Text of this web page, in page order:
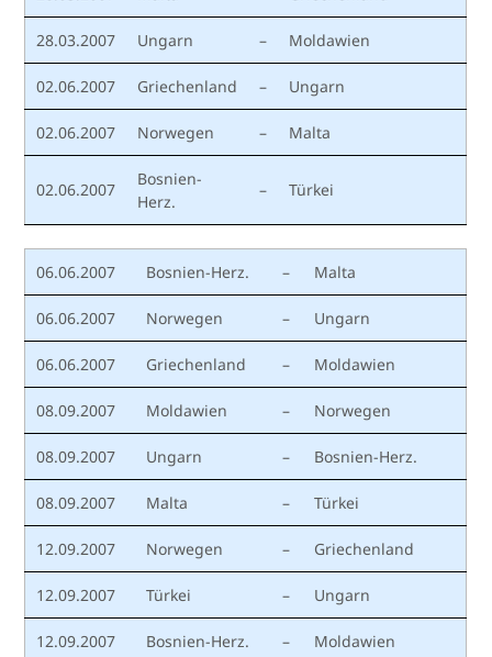
28.03.2007 Ungarn – Moldawien
02.06.2007 Griechenland – Ungarn
02.06.2007 Norwegen – Malta
02.06.2007
Bosnien-
Herz.
– Türkei
06.06.2007 Bosnien-Herz. – Malta
06.06.2007 Norwegen – Ungarn
06.06.2007 Griechenland – Moldawien
08.09.2007 Moldawien – Norwegen
08.09.2007 Ungarn – Bosnien-Herz.
08.09.2007 Malta – Türkei
12.09.2007 Norwegen – Griechenland
12.09.2007 Türkei – Ungarn
12.09.2007 Bosnien-Herz. – Moldawien